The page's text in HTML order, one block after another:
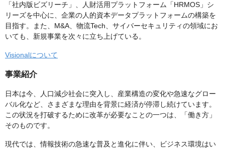
「社内版ビズリーチ」、人財活用プラットフォーム「HRMOS」シ
リーズを中心に、企業の人的資本データプラットフォームの構築を
目指す。また、M&A、物流Tech、サイバーセキュリティの領域にお
いても、新規事業を次々に立ち上げている。
Visionalについて
事業紹介
日本は今、人口減少社会に突入し、産業構造の変化や急速なグロー
バル化など、さまざまな理由を背景に経済が停滞し続けています。
この状況を打破するために改革が必要なことの一つは、「働き方」
そのものです。
現代では、情報技術の急速な普及と進化に伴い、ビジネス環境はい